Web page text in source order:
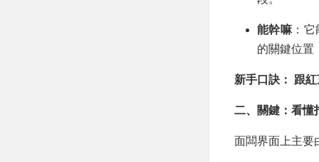
能幹嘛：它
的關鍵位置
新手口訣： 跟
二、關鍵：看懂
面闆界面上主要